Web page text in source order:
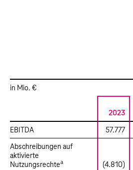
in Mio. €
2023
EBITDA 57.777
Abschreibungen auf
aktivierte
Nutzungsrechtea (4.810)